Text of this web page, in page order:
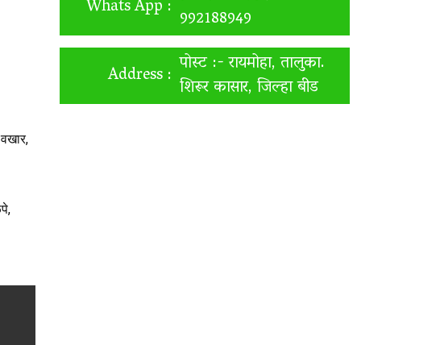
Whats App : 992188949
Address : पोस्ट :- रायमोहा, तालुका.
शिरूर कासार, जिल्हा बीड